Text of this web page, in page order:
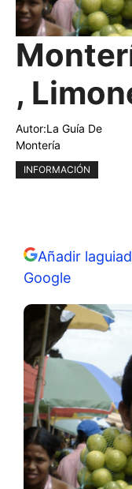
,
Autor:La Guía De
Montería
INFORMACIÓN
Añadir
Google